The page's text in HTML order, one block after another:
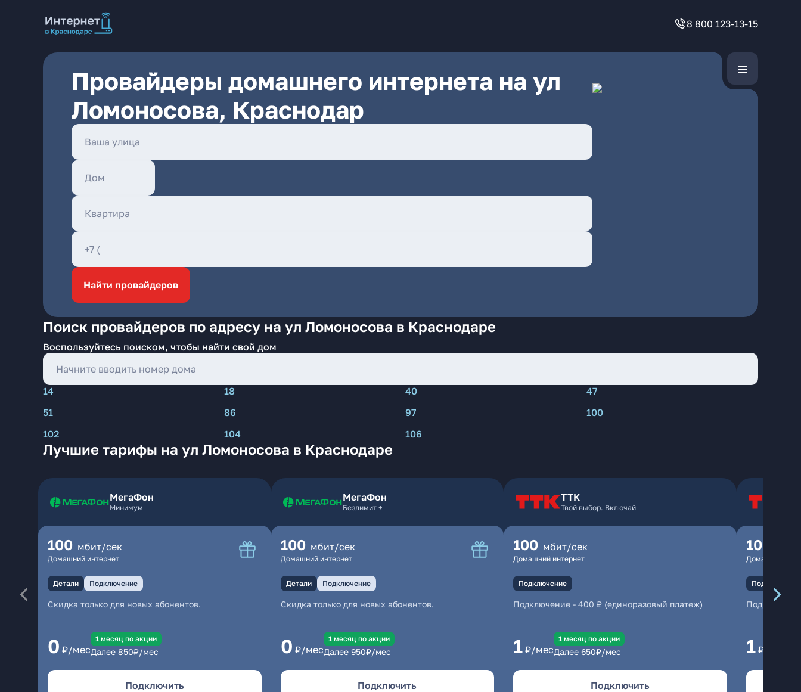
8 800 123-13-15
Провайдеры домашнего интернета на ул
Ломоносова, Краснодар
Найти провайдеров
Поиск провайдеров по адресу на ул Ломоносова в Краснодаре
Воспользуйтесь поиском, чтобы найти свой дом
14 18 40
47
51
86 97
100
102
104 106
Лучшие тарифы на ул Ломоносова в Краснодаре
МегаФон
Минимум
100 мбит/сек
Домашний интернет
Детали Подключение
Скидка только для новых абонентов.
0 ₽/мес
1 месяц по акции
Далее 850₽/мес
Подключить
МегаФон
Безлимит +
100 мбит/сек
Домашний интернет
Детали Подключение
Скидка только для новых абонентов.
0 ₽/мес
1 месяц по акции
Далее 950₽/мес
Подключить
ТТК
Твой выбор. Включай
100 мбит/сек
Домашний интернет
Подключение
Подключение - 400 ₽ (единоразовый платеж)
1 ₽/мес
1 месяц по акции
Далее 650₽/мес
Подключить
100
Домашний
Подключение
1 ₽/мес